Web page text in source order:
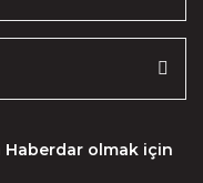
Haberdar olmak için